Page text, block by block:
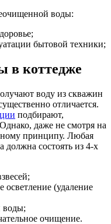
воды:
бытовой техники;
в коттедже
воду из скважин
отличается.
подбирают,
даже не смотря на
принципу. Любая
должна состоять из 4-х
осветление (удаление
воды;
очищение.